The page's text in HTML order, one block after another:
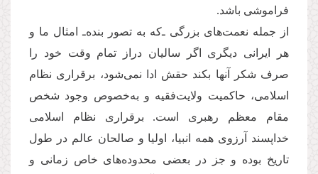
فراموشی باشد.
از جمله نعمت‌های بزرگی ـ‌که به تصور بنده‌ـ امثال ما و
هر ایرانی دیگری اگر سالیان دراز تمام وقت خود را
صرف شکر آنها بکند حقش ادا نمی‌شود، برقراری نظام
اسلامی، حاکمیت ولایت‌فقیه و به‌خصوص وجود شخص
مقام معظم رهبری است. برقراری نظام اسلامی
خداپسند آرزوی همه انبیا، اولیا و صالحان عالم در طول
تاریخ بوده و جز در بعضی محدوده‌های خاص زمانی و